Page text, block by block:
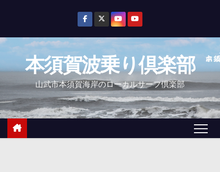
ン
へ
キ
ッ
本須賀波乗り倶楽部
山武市本須賀海岸のローカルサーフ倶楽部